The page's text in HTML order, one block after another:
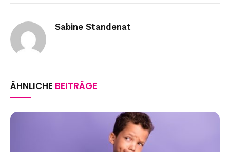
Sabine Standenat
ÄHNLICHE BEITRÄGE